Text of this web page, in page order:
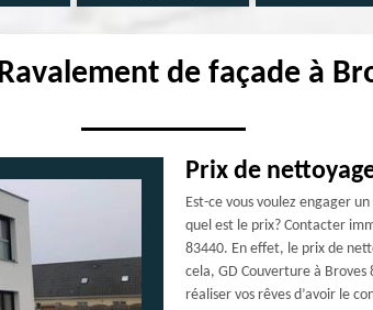
de façade à
Prix de
Est-ce vous voulez engager
quel est le prix? Contacter
83440. En effet, le prix de
cela, GD Couverture à Broves
réaliser vos rêves d’avoir le